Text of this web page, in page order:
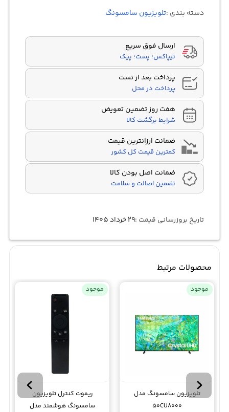
دسته بندی :تلویزیون سامسونگ
ارسال فوق سریع
تیپاکس؛ پست؛ پیک
پرداخت بعد از تست
پرداخت در محل
هفت روز تضمین تعویض
شرایط برگشت کالا
ضمانت ارزانترین قیمت
کمترین قیمت کل کشور
ضمانت اصل بودن کالا
تضمین اصالت و سلامت
تاریخ بروزرسانی قیمت :۲۹ خرداد ۱۴۰۵
محصولات مرتبط
موجود
تلویزیون سامسونگ مدل
50CU8000
موجود
ریموت کنترل تلویزیون
سامسونگ هوشمند مدل